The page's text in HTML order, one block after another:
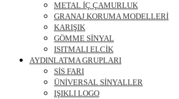
METAL İÇ ÇAMURLUK
GRANAJ KORUMA MODELLERİ
KARIŞIK
GÖMME SİNYAL
ISITMALI ELCİK
AYDINLATMA GRUPLARI
SİS FARI
ÜNİVERSAL SİNYALLER
IŞIKLI LOGO